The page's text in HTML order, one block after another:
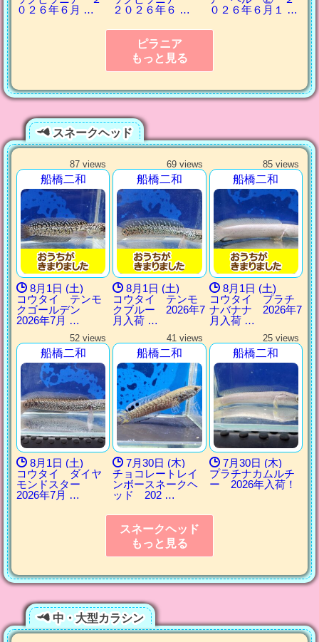
０２６年６月 …
２０２６年６ …
０２６年６月１ …
ピラニア
もっと見る
スネークヘッド
87 views
船橋二和
8月1日 (土)
コウタイ テンモ
クゴールデン
2026年7月 …
69 views
船橋二和
8月1日 (土)
コウタイ テンモ
クブルー 2026年7
月入荷 …
85 views
船橋二和
8月1日 (土)
コウタイ プラチ
ナバナナ 2026年7
月入荷 …
52 views
船橋二和
8月1日 (土)
コウタイ ダイヤ
モンドスター
2026年7月 …
41 views
船橋二和
7月30日 (木)
チョコレートレイ
ンボースネークヘ
ッド 202 …
25 views
船橋二和
7月30日 (木)
プラチナカムルチ
ー 2026年入荷！
スネークヘッド
もっと見る
中・大型カラシン